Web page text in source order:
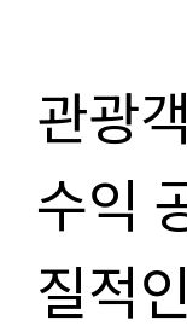
관광
수익
질적